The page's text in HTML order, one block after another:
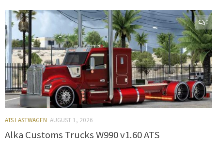
0
ATS LASTWAGEN AUGUST 1, 2026
Alka Customs Trucks W990 v1.60 ATS